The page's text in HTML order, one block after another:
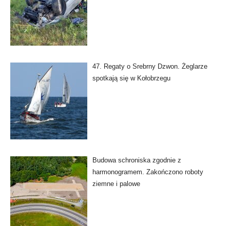
47. Regaty o Srebrny Dzwon. Żeglarze
spotkają się w Kołobrzegu
Budowa schroniska zgodnie z
harmonogramem. Zakończono roboty
ziemne i palowe